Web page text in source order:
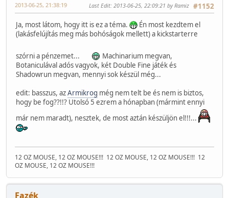
#1152
2013-06-25, 21:38:19 Last Edit: 2013-06-25, 22:09:21 by Ramiz
Ja, most látom, hogy itt is ez a téma.
Én most kezdtem el
(lakásfelújítás meg más bohóságok mellett) a kickstarterre
szórni a pénzemet...
Machinarium megvan,
Botaniculával adós vagyok, két Double Fine játék és
Shadowrun megvan, mennyi sok készül még...
edit: basszus, azArmikrog még nem telt be és nem is biztos,
hogy be fog??!!? Utolsó 5 ezrem a hónapban (mármint ennyi
már nem maradt), nesztek, de most aztán készüljön el!!!...
12 OZ MOUSE, 12 OZ MOUSE!!! 12 OZ MOUSE, 12 OZ MOUSE!!! 12
OZ MOUSE, 12 OZ MOUSE!!!
Fazék